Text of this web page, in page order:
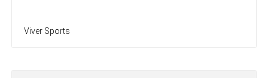
Viver Sports